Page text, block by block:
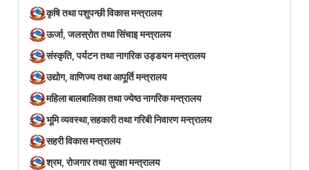
कृषि तथा पशुपन्छी विकास मन्त्रालय
ऊर्जा, जलस्रोत तथा सिंचाइ मन्त्रालय
संस्कृति, पर्यटन तथा नागरिक उड्डयन मन्त्रालय
उद्योग, वाणिज्य तथा आपूर्ति मन्त्रालय
महिला बालबालिका तथा ज्येष्ठ नागरिक मन्त्रालय
भूमि व्यवस्था,सहकारी तथा गरिबी निवारण मन्त्रालय
सहरी विकास मन्त्रालय
श्रम, रोजगार तथा सुरक्षा मन्त्रालय